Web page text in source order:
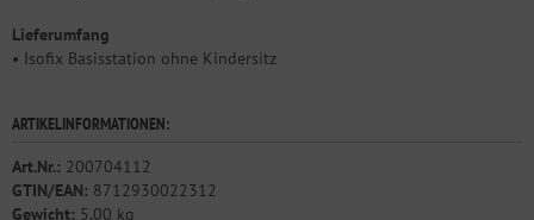
Lieferumfang
• Isofix Basisstation ohne Kindersitz
ARTIKELINFORMATIONEN:
Art.Nr.: 200704112
GTIN/EAN: 8712930022312
Gewicht: 5,00 kg